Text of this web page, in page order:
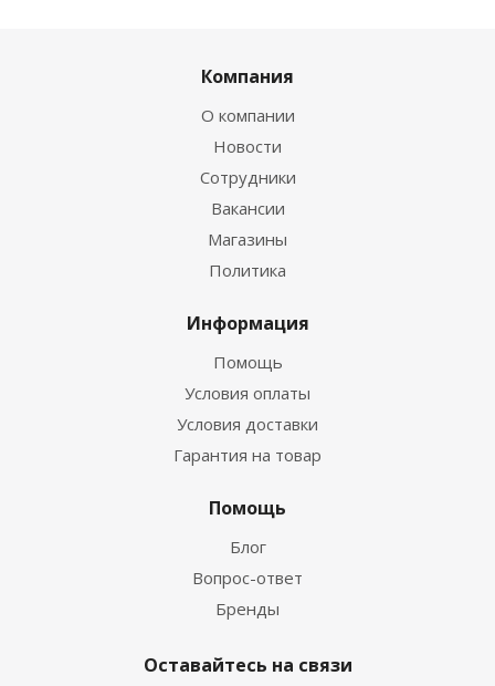
Компания
О компании
Новости
Сотрудники
Вакансии
Магазины
Политика
Информация
Помощь
Условия оплаты
Условия доставки
Гарантия на товар
Помощь
Блог
Вопрос-ответ
Бренды
Оставайтесь на связи